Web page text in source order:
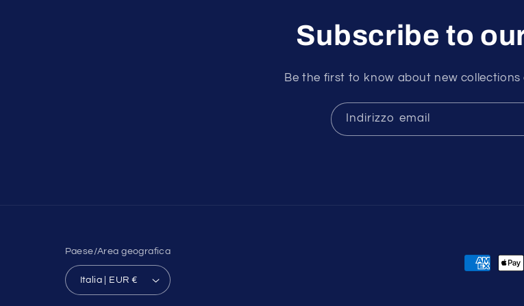
Subscribe to
Be the first to know about new collections
Indirizzo email
Paese/Area geografica
Italia | EUR €
Metodi